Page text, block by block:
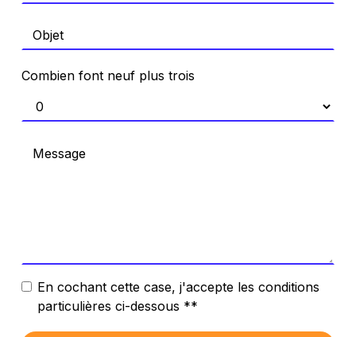
Combien font neuf plus trois
En cochant cette case, j'accepte les conditions
particulières ci-dessous **